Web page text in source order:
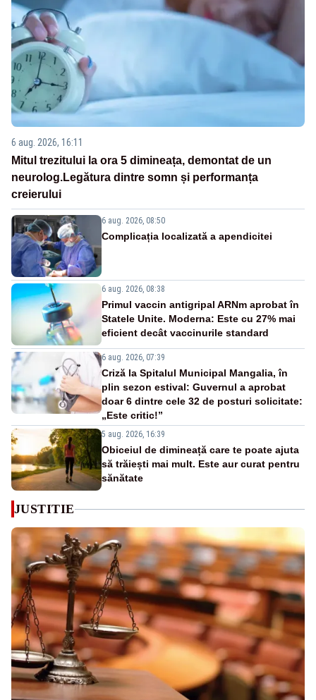
6 aug. 2026, 16:11
Mitul trezitului la ora 5 dimineața, demontat de un
neurolog.Legătura dintre somn și performanța
creierului
6 aug. 2026, 08:50
Complicația localizată a apendicitei
6 aug. 2026, 08:38
Primul vaccin antigripal ARNm aprobat în
Statele Unite. Moderna: Este cu 27% mai
eficient decât vaccinurile standard
6 aug. 2026, 07:39
Criză la Spitalul Municipal Mangalia, în
plin sezon estival: Guvernul a aprobat
doar 6 dintre cele 32 de posturi solicitate:
„Este critic!”
5 aug. 2026, 16:39
Obiceiul de dimineață care te poate ajuta
să trăiești mai mult. Este aur curat pentru
sănătate
JUSTITIE